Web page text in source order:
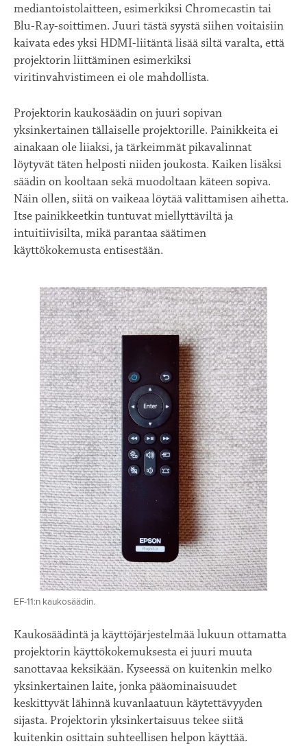
mediantoistolaitteen, esimerkiksi Chromecastin tai
Blu-Ray-soittimen. Juuri tästä syystä siihen voitaisiin
kaivata edes yksi HDMI-liitäntä lisää siltä varalta, että
projektorin liittäminen esimerkiksi
viritinvahvistimeen ei ole mahdollista.
Projektorin kaukosäädin on juuri sopivan
yksinkertainen tällaiselle projektorille. Painikkeita ei
ainakaan ole liiaksi, ja tärkeimmät pikavalinnat
löytyvät täten helposti niiden joukosta. Kaiken lisäksi
säädin on kooltaan sekä muodoltaan käteen sopiva.
Näin ollen, siitä on vaikeaa löytää valittamisen aihetta.
Itse painikkeetkin tuntuvat miellyttäviltä ja
intuitiivisilta, mikä parantaa säätimen
käyttökokemusta entisestään.
EF-11:n kaukosäädin.
Kaukosäädintä ja käyttöjärjestelmää lukuun ottamatta
projektorin käyttökokemuksesta ei juuri muuta
sanottavaa keksikään. Kyseessä on kuitenkin melko
yksinkertainen laite, jonka pääominaisuudet
keskittyvät lähinnä kuvanlaatuun käytettävyyden
sijasta. Projektorin yksinkertaisuus tekee siitä
kuitenkin osittain suhteellisen helpon käyttää.